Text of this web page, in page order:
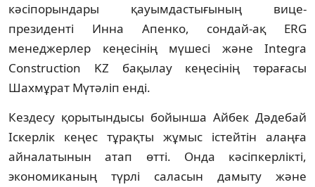
кəсіпорындары қауымдастығының вице-
президенті Инна Апенко, сондай-ақ ERG
менеджерлер кеңесінің мүшесі жəне Integra
Construction KZ бақылау кеңесінің төрағасы
Шахмұрат Мүтəліп енді.
Кездесу қорытындысы бойынша Айбек Дəдебай
Іскерлік кеңес тұрақты жұмыс істейтін алаңға
айналатынын атап өтті. Онда кəсіпкерлікті,
экономиканың түрлі саласын дамыту жəне